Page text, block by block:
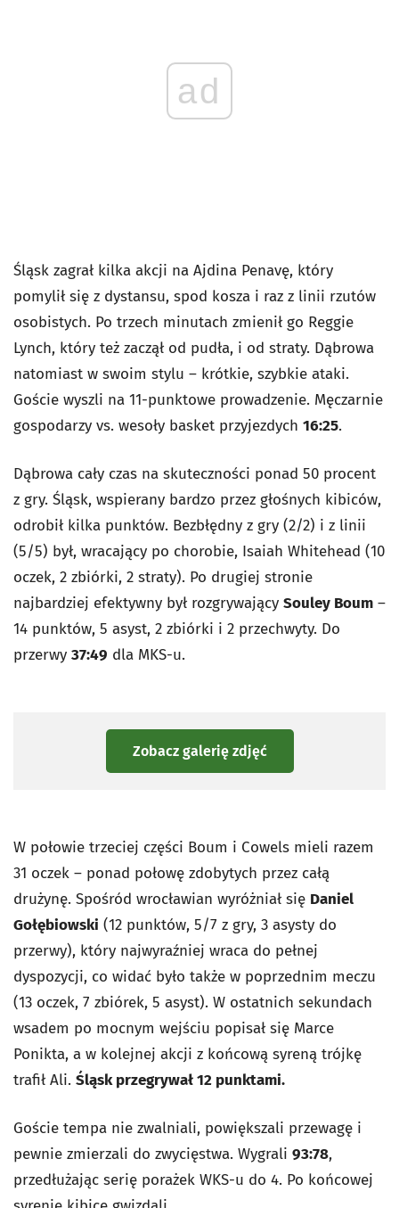
ad
Śląsk zagrał kilka akcji na Ajdina Penavę, który
pomylił się z dystansu, spod kosza i raz z linii rzutów
osobistych. Po trzech minutach zmienił go Reggie
Lynch, który też zaczął od pudła, i od straty. Dąbrowa
natomiast w swoim stylu – krótkie, szybkie ataki.
Goście wyszli na 11-punktowe prowadzenie. Męczarnie
gospodarzy vs. wesoły basket przyjezdych 16:25.
Dąbrowa cały czas na skuteczności ponad 50 procent
z gry. Śląsk, wspierany bardzo przez głośnych kibiców,
odrobił kilka punktów. Bezbłędny z gry (2/2) i z linii
(5/5) był, wracający po chorobie, Isaiah Whitehead (10
oczek, 2 zbiórki, 2 straty). Po drugiej stronie
najbardziej efektywny był rozgrywający Souley Boum –
14 punktów, 5 asyst, 2 zbiórki i 2 przechwyty. Do
przerwy 37:49 dla MKS-u.
Zobacz galerię zdjęć
W połowie trzeciej części Boum i Cowels mieli razem
31 oczek – ponad połowę zdobytych przez całą
drużynę. Spośród wrocławian wyróżniał się Daniel
Gołębiowski (12 punktów, 5/7 z gry, 3 asysty do
przerwy), który najwyraźniej wraca do pełnej
dyspozycji, co widać było także w poprzednim meczu
(13 oczek, 7 zbiórek, 5 asyst). W ostatnich sekundach
wsadem po mocnym wejściu popisał się Marce
Ponikta, a w kolejnej akcji z końcową syreną trójkę
trafił Ali. Śląsk przegrywał 12 punktami.
Goście tempa nie zwalniali, powiększali przewagę i
pewnie zmierzali do zwycięstwa. Wygrali 93:78,
przedłużając serię porażek WKS-u do 4. Po końcowej